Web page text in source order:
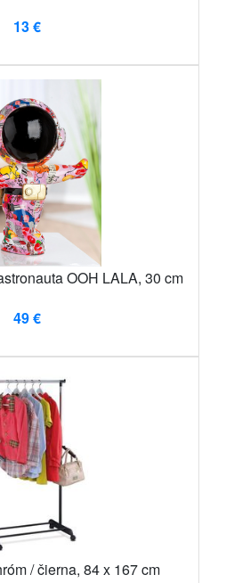
13 €
OOH LALA, 30 cm
49 €
/ čierna, 84 x 167 cm